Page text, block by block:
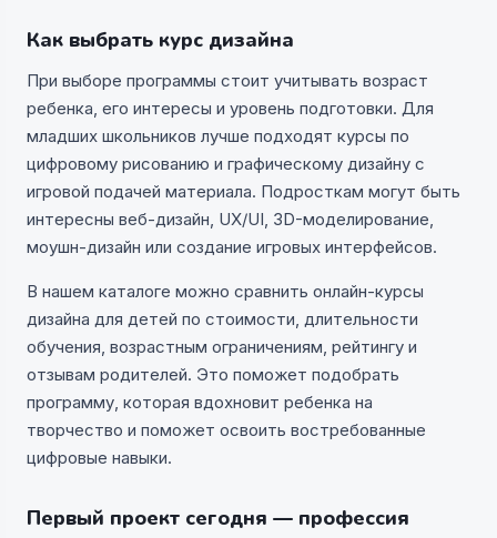
Как выбрать курс дизайна
При выборе программы стоит учитывать возраст
ребенка, его интересы и уровень подготовки. Для
младших школьников лучше подходят курсы по
цифровому рисованию и графическому дизайну с
игровой подачей материала. Подросткам могут быть
интересны веб-дизайн, UX/UI, 3D-моделирование,
моушн-дизайн или создание игровых интерфейсов.
В нашем каталоге можно сравнить онлайн-курсы
дизайна для детей по стоимости, длительности
обучения, возрастным ограничениям, рейтингу и
отзывам родителей. Это поможет подобрать
программу, которая вдохновит ребенка на
творчество и поможет освоить востребованные
цифровые навыки.
Первый проект сегодня — профессия